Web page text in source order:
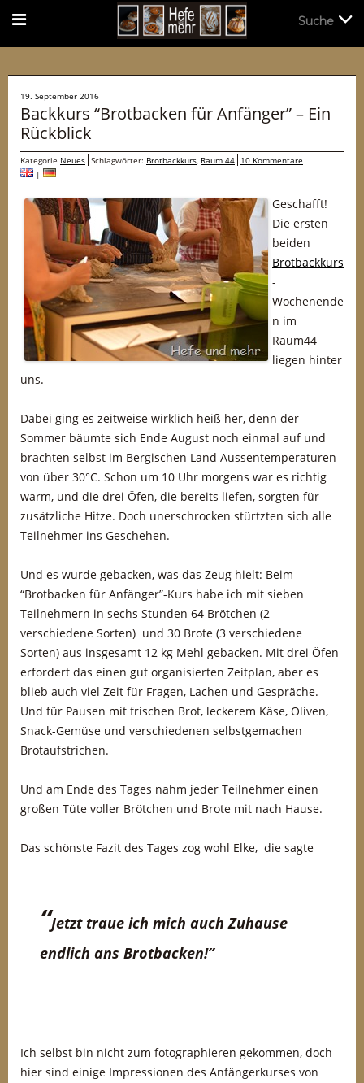
19. September 2016
Backkurs “Brotbacken für Anfänger” – Ein
Rückblick
Kategorie Neues Schlagwörter: Brotbackkurs, Raum 44 10 Kommentare
|
Geschafft!
Die ersten
beiden
Brotbackkurs
-
Wochenende
n im
Raum44
liegen hinter
uns.
Dabei ging es zeitweise wirklich heiß her, denn der
Sommer bäumte sich Ende August noch einmal auf und
brachten selbst im Bergischen Land Aussentemperaturen
von über 30°C. Schon um 10 Uhr morgens war es richtig
warm, und die drei Öfen, die bereits liefen, sorgten für
zusätzliche Hitze. Doch unerschrocken stürtzten sich alle
Teilnehmer ins Geschehen.
Und es wurde gebacken, was das Zeug hielt: Beim
“Brotbacken für Anfänger”-Kurs habe ich mit sieben
Teilnehmern in sechs Stunden 64 Brötchen (2
verschiedene Sorten) und 30 Brote (3 verschiedene
Sorten) aus insgesamt 12 kg Mehl gebacken. Mit drei Öfen
erfordert das einen gut organisierten Zeitplan, aber es
blieb auch viel Zeit für Fragen, Lachen und Gespräche.
Und für Pausen mit frischen Brot, leckerem Käse, Oliven,
Snack-Gemüse und verschiedenen selbstgemachen
Brotaufstrichen.
Und am Ende des Tages nahm jeder Teilnehmer einen
großen Tüte voller Brötchen und Brote mit nach Hause.
Das schönste Fazit des Tages zog wohl Elke, die sagte
“Jetzt traue ich mich auch Zuhause
endlich ans Brotbacken!”
Ich selbst bin nicht zum fotographieren gekommen, doch
hier sind einige Impressionen des Anfängerkurses von
Suche
Suche